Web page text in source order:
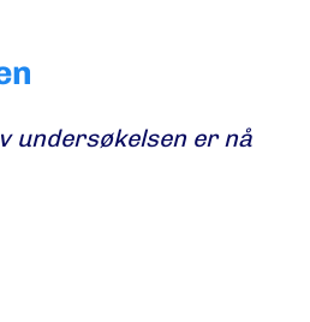
undersøkelsen er nå